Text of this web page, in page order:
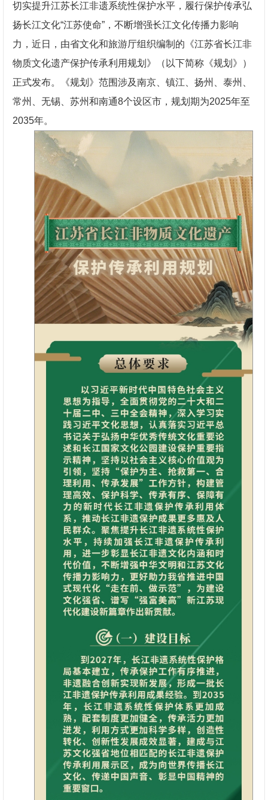
切实提升江苏长江非遗系统性保护水平，履行保护传承弘
扬长江文化“江苏使命”，不断增强长江文化传播力影响
力，近日，由省文化和旅游厅组织编制的《江苏省长江非
物质文化遗产保护传承利用规划》（以下简称《规划》）
正式发布。《规划》范围涉及南京、镇江、扬州、泰州、
常州、无锡、苏州和南通8个设区市，规划期为2025年至
2035年。